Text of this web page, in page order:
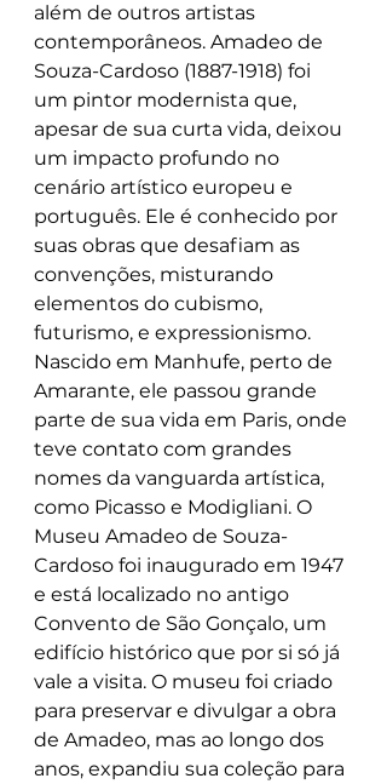
além de outros artistas
contemporâneos. Amadeo de
Souza-Cardoso (1887-1918) foi
um pintor modernista que,
apesar de sua curta vida, deixou
um impacto profundo no
cenário artístico europeu e
português. Ele é conhecido por
suas obras que desafiam as
convenções, misturando
elementos do cubismo,
futurismo, e expressionismo.
Nascido em Manhufe, perto de
Amarante, ele passou grande
parte de sua vida em Paris, onde
teve contato com grandes
nomes da vanguarda artística,
como Picasso e Modigliani. O
Museu Amadeo de Souza-
Cardoso foi inaugurado em 1947
e está localizado no antigo
Convento de São Gonçalo, um
edifício histórico que por si só já
vale a visita. O museu foi criado
para preservar e divulgar a obra
de Amadeo, mas ao longo dos
anos, expandiu sua coleção para